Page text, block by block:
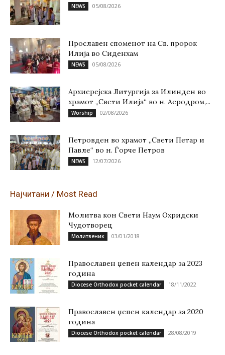
NEWS 05/08/2026
Прославен споменот на Св. пророк
Илија во Сиденхам
NEWS 05/08/2026
Архиерејска Литургија за Илинден во
храмот „Свети Илија“ во н. Аеродром,...
Worship 02/08/2026
Петровден во храмот „Свети Петар и
Павле“ во н. Ѓорче Петров
NEWS 12/07/2026
Најчитани / Most Read
Молитва кон Свети Наум Охридски
Чудотворец
Молитвеник 03/01/2018
Православен џепен календар за 2023
година
Diocese Orthodox pocket calendar 18/11/2022
Православен џепен календар за 2020
година
Diocese Orthodox pocket calendar 28/08/2019